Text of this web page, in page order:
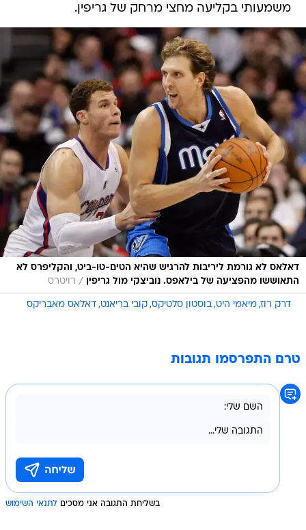
משמעותי בקליעה מחצי מרחק של גריפין.
דאלאס לא גורמת ליריבות להרגיש שהיא הטים-טו-ביט, והקליפרס לא
התאוששו מהפציעה של בילאפס. נוביצקי מול גריפין
/ רויטרס
דרק רוז מיאמי היט בוסטון סלטיקס קובי בריאנט דאלאס מאבריקס
טרם התפרסמו תגובות
בשליחת התגובה אני מסכים לתנאי השימוש